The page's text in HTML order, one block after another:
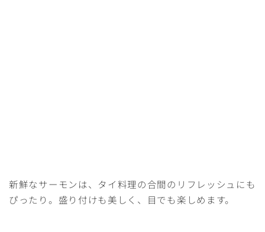
新鮮なサーモンは、タイ料理の合間のリフレッシュにも
ぴったり。盛り付けも美しく、目でも楽しめます。